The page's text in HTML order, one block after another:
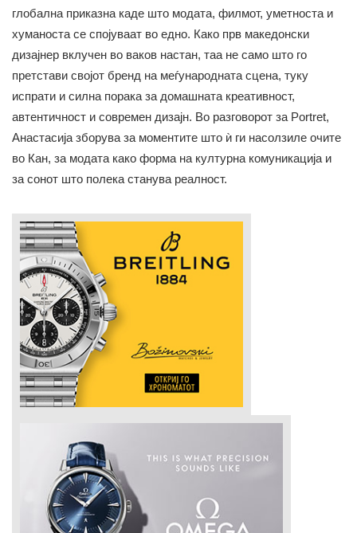
глобална приказна каде што модата, филмот, уметноста и
хуманоста се спојуваат во едно. Како прв македонски
дизајнер вклучен во ваков настан, таа не само што го
претстави својот бренд на меѓународната сцена, туку
испрати и силна порака за домашната креативност,
автентичност и современ дизајн. Во разговорот за Portret,
Анастасија зборува за моментите што ѝ ги насолзиле очите
во Кан, за модата како форма на културна комуникација и
за сонот што полека станува реалност.